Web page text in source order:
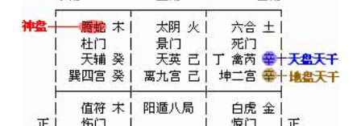
甲
風
水
命
理